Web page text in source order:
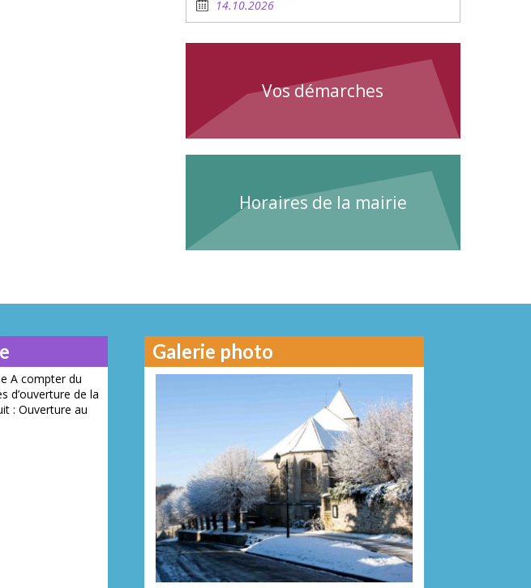
14.10.2026
Vos démarches
Horaires de la mairie
A compter du
d’ouverture de la
: Ouverture au
Galerie photo